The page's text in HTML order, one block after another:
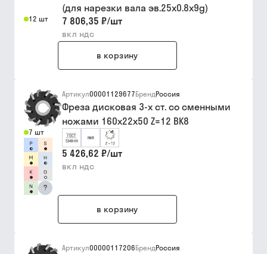
12 шт
(для нарезки вала эв.25х0.8х9g)
7 806,35 ₽/шт
вкл ндс
в корзину
7 шт
?
Артикул00001129677БрендРоссия
Фреза дисковая 3-х ст. со сменными
ножами 160х22х50 Z=12 ВК8
5 426,62 ₽/шт
вкл ндс
в корзину
Артикул00000117206БрендРоссия